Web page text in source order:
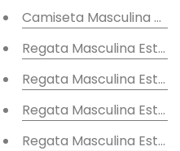
Logotipo
Camiseta Masculina
Regata Masculina
Regata Masculina
Regata Masculina
Regata Masculina